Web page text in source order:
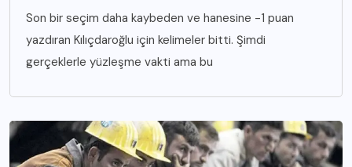
Son bir seçim daha kaybeden ve hanesine -1 puan
yazdıran Kılıçdaroğlu için kelimeler bitti. Şimdi
gerçeklerle yüzleşme vakti ama bu